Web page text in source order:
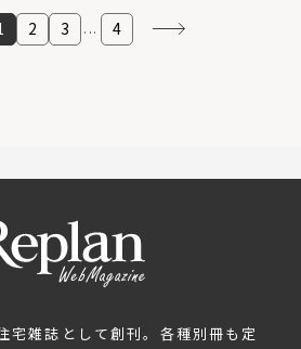
2 3 ... 4
宅雑誌として創刊。各種別冊も定